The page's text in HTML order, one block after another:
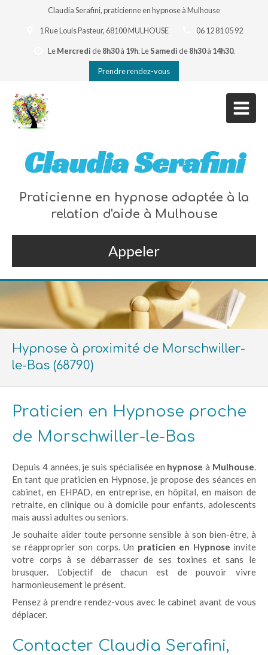
Claudia Serafini, praticienne en hypnose à Mulhouse
1 Rue Louis Pasteur, 68100 MULHOUSE 06 12 81 05 92
LeMercredi de8h30à 19h.LeSamedi de8h30à 14h30.
Prendre rendez-vous
Claudia Serafini
Praticienne en hypnose adaptée à la
relation d'aide à Mulhouse
Appeler
Hypnose à proximité de Morschwiller-
le-Bas (68790)
Praticien en Hypnose proche
de Morschwiller-le-Bas
Depuis 4 années, je suis spécialisée en hypnose à Mulhouse.
En tant que praticien en Hypnose, je propose des séances en
cabinet, en EHPAD, en entreprise, en hôpital, en maison de
retraite, en clinique ou à domicile pour enfants, adolescents
mais aussi adultes ou seniors.
Je souhaite aider toute personne sensible à son bien-être, à
se réapproprier son corps. Un praticien en Hypnose invite
votre corps à se débarrasser de ses toxines et sans le
brusquer. L'objectif de chacun est de pouvoir vivre
harmonieusement le présent.
Pensez à prendre rendez-vous avec le cabinet avant de vous
déplacer.
Contacter Claudia Serafini,